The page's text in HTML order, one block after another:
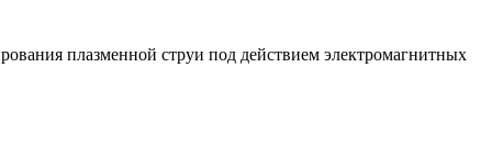
плазменной струи под действием электромагнитных